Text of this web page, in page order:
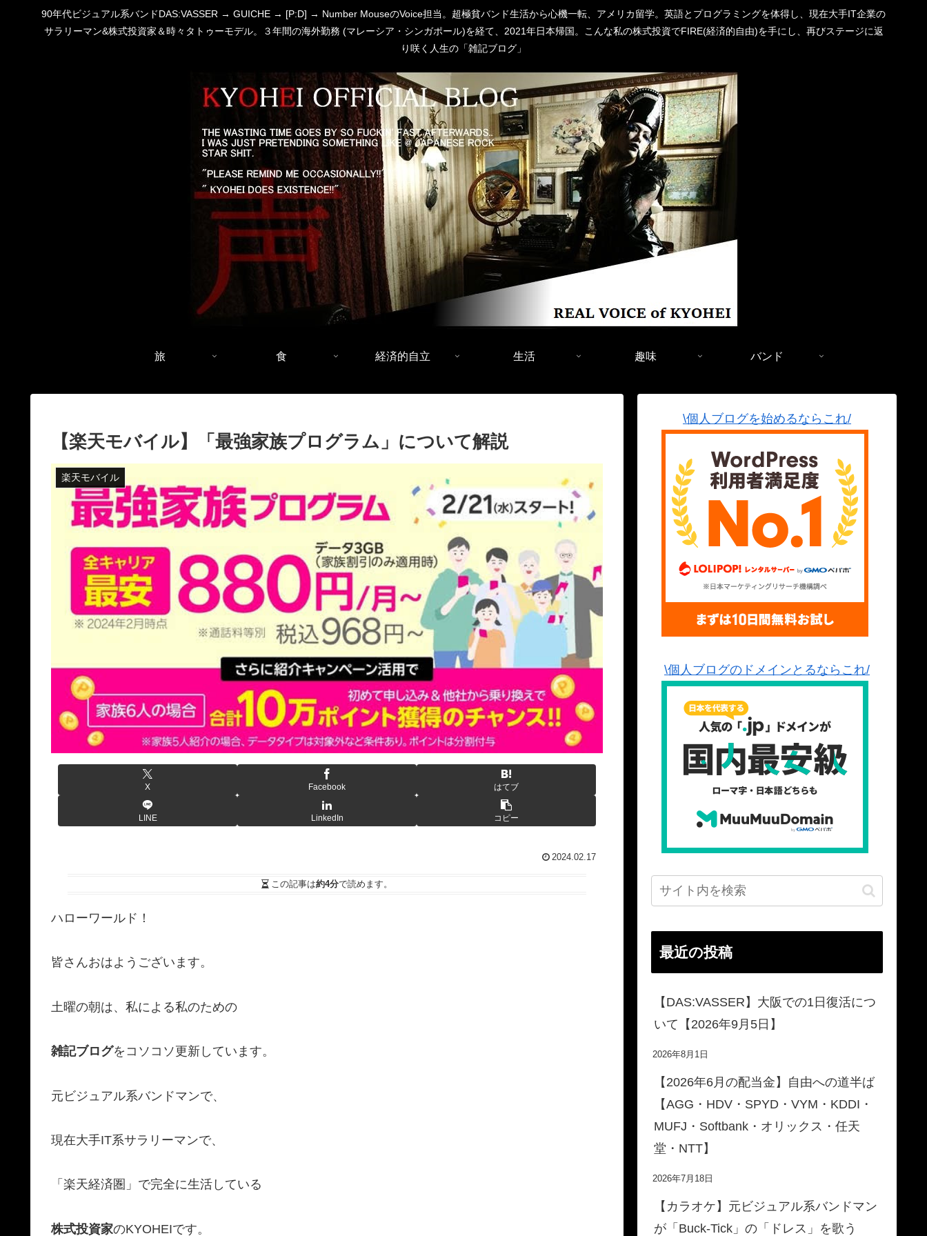
90年代ビジュアル系バンドDAS:VASSER → GUICHE → [P:D] → Number MouseのVoice担当。超極貧バンド生活から心機一転、アメリカ留学。英語とプログラミングを体得し、現在大手IT企業の
サラリーマン&株式投資家＆時々タトゥーモデル。３年間の海外勤務 (マレーシア・シンガポール)を経て、2021年日本帰国。こんな私の株式投資でFIRE(経済的自由)を手にし、再びステージに返
り咲く人生の「雑記ブログ」
旅 食 経済的自立 生活 趣味 バンド
【楽天モバイル】「最強家族プログラム」について解説
楽天モバイル
X Facebook はてブ
LINE LinkedIn コピー
2024.02.17
この記事は約4分で読めます。
ハローワールド！
皆さんおはようございます。
土曜の朝は、私による私のための
雑記ブログをコソコソ更新しています。
元ビジュアル系バンドマンで、
現在大手IT系サラリーマンで、
「楽天経済圏」で完全に生活している
株式投資家のKYOHEIです。
\個人ブログを始めるならこれ/
\個人ブログのドメインとるならこれ/
最近の投稿
【DAS:VASSER】大阪での1日復活につ
いて【2026年9月5日】
2026年8月1日
【2026年6月の配当金】自由への道半ば
【AGG・HDV・SPYD・VYM・KDDI・
MUFJ・Softbank・オリックス・任天
堂・NTT】
2026年7月18日
【カラオケ】元ビジュアル系バンドマン
が「Buck-Tick」の「ドレス」を歌う